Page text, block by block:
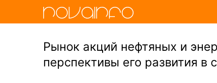
Рынок акций нефтяных и
перспективы его развития в